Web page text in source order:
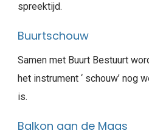
spreektijd.
Buurtschouw
Samen met Buurt Bestuurt
het instrument ‘ schouw’ nog
is.
Balkon aan de Maas